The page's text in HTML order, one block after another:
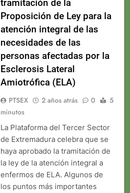
tramitación de la
Proposición de Ley para la
atención integral de las
necesidades de las
personas afectadas por la
Esclerosis Lateral
Amiotrófica (ELA)
PTSEX 2 años atrás 0
5
minutos
La Plataforma del Tercer Sector
de Extremadura celebra que se
haya aprobado la tramitación de
la ley de la atención integral a
enfermos de ELA. Algunos de
los puntos más importantes